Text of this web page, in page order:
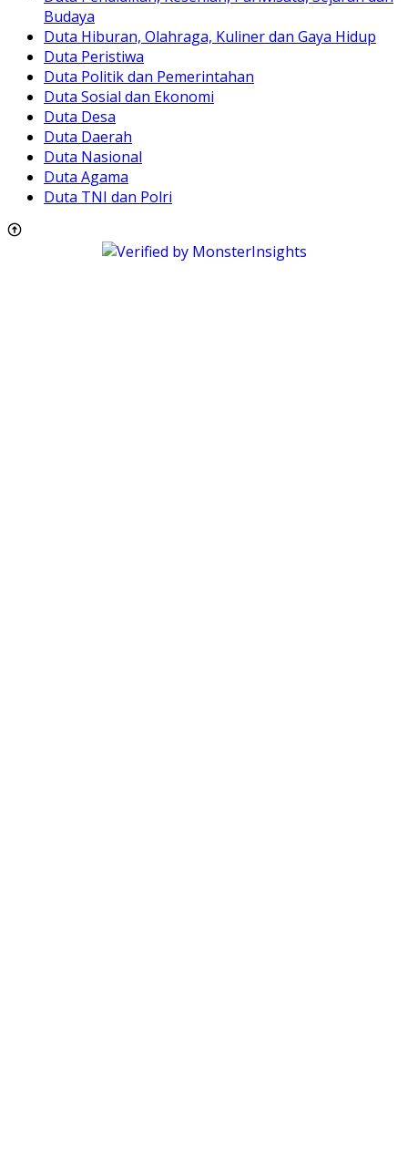
Budaya
Duta Hiburan, Olahraga, Kuliner dan Gaya Hidup
Duta Peristiwa
Duta Politik dan Pemerintahan
Duta Sosial dan Ekonomi
Duta Desa
Duta Daerah
Duta Nasional
Duta Agama
Duta TNI dan Polri